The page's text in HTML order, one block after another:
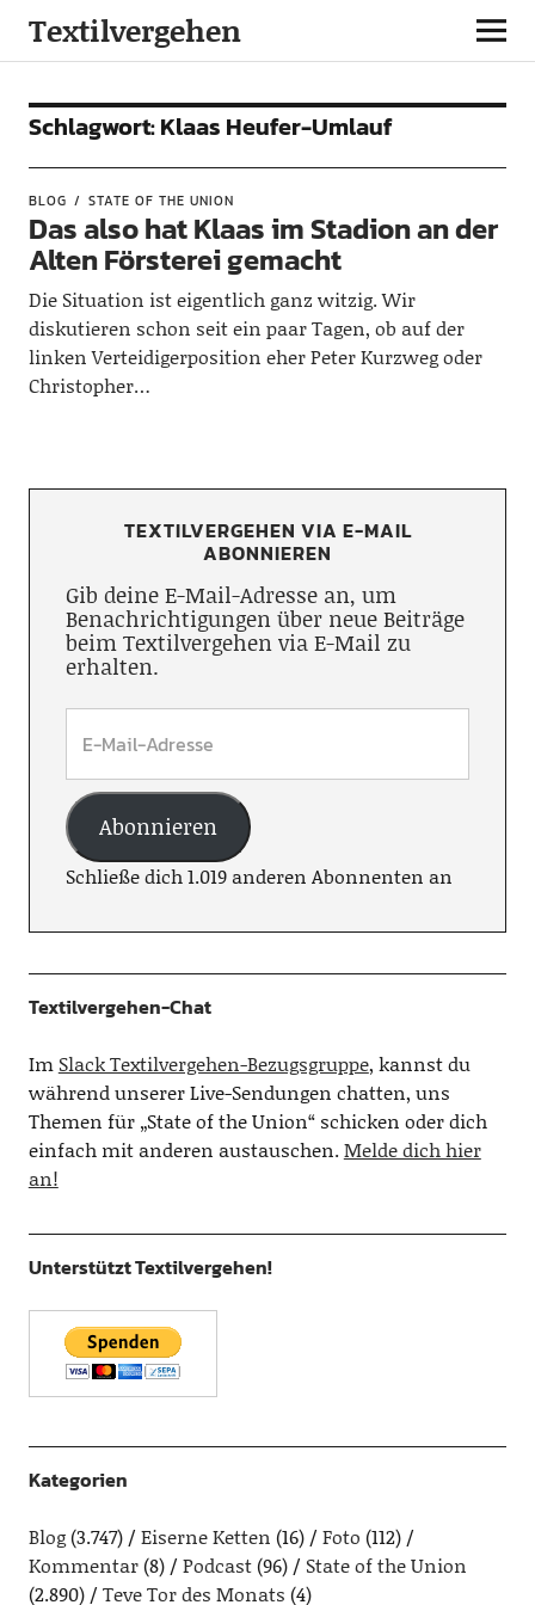
Textilvergehen
Schlagwort:Klaas Heufer-Umlauf
BLOG STATE OF THE UNION
Das also hat Klaas im Stadion an der
Alten Försterei gemacht
Die Situation ist eigentlich ganz witzig. Wir
diskutieren schon seit ein paar Tagen, ob auf der
linken Verteidigerposition eher Peter Kurzweg oder
Christopher…
TEXTILVERGEHEN VIA E-MAIL
ABONNIEREN
Gib deine E-Mail-Adresse an, um
Benachrichtigungen über neue Beiträge
beim Textilvergehen via E-Mail zu
erhalten.
Abonnieren
Schließe dich 1.019 anderen Abonnenten an
Textilvergehen-Chat
Im Slack Textilvergehen-Bezugsgruppe, kannst du
während unserer Live-Sendungen chatten, uns
Themen für „State of the Union“ schicken oder dich
einfach mit anderen austauschen.Melde dich hier
an!
Unterstützt Textilvergehen!
Kategorien
Blog(3.747) Eiserne Ketten (16) Foto (112)
Kommentar(8) Podcast(96)
State of the Union
(2.890)
Teve Tor des Monats (4)